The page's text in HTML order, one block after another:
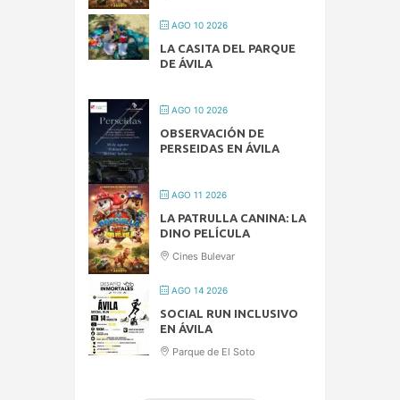
AGO 10 2026
LA CASITA DEL PARQUE
DE ÁVILA
AGO 10 2026
OBSERVACIÓN DE
PERSEIDAS EN ÁVILA
AGO 11 2026
LA PATRULLA CANINA: LA
DINO PELÍCULA
Cines Bulevar
AGO 14 2026
SOCIAL RUN INCLUSIVO
EN ÁVILA
Parque de El Soto